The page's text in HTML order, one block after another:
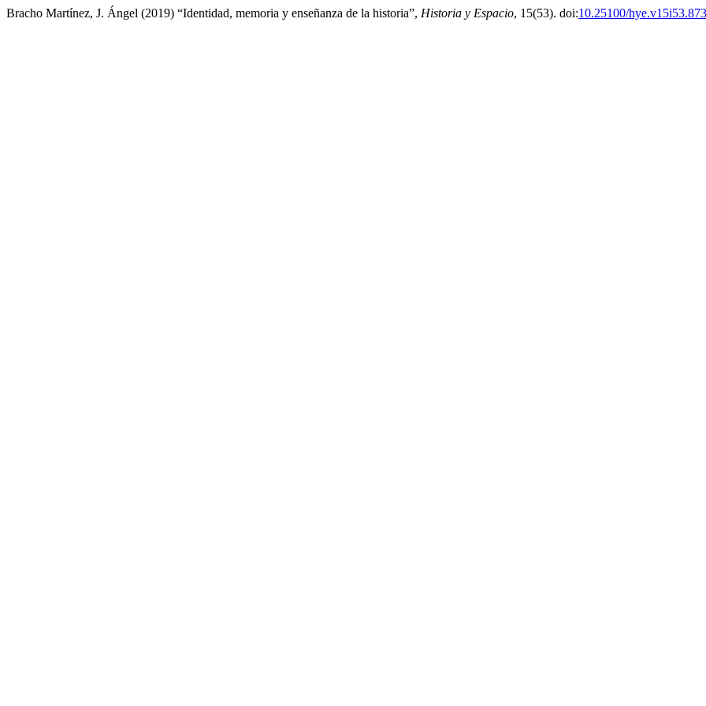
Bracho Martínez, J. Ángel (2019) “Identidad, memoria y enseñanza de la historia”, Historia y Espacio, 15(53). doi:10.25100/